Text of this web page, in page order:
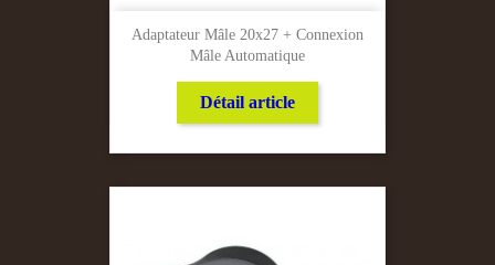
Adaptateur Mâle 20x27 + Connexion
Mâle Automatique
Détail article